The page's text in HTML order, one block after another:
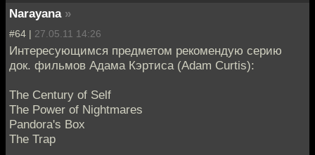
Narayana »
#64 | 27.05.11 14:26
Интересующимся предметом рекомендую серию
док. фильмов Адама Кэртиса (Adam Curtis):
The Century of Self
The Power of Nightmares
Pandora's Box
The Trap